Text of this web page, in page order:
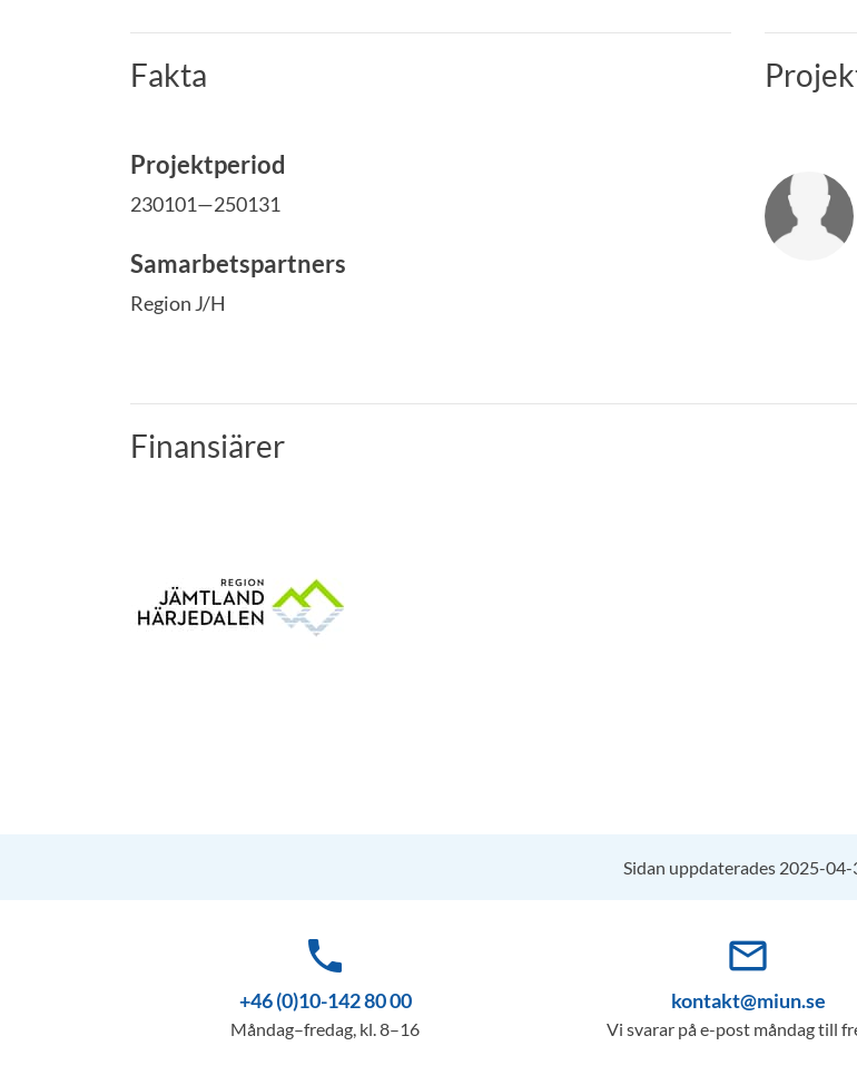
Fakta
Projektperiod
230101—250131
Samarbetspartners
Region J/H
Finansiärer
Sidan uppdaterades 2025-04-
phone
+46 (0)10-142 80 00
Måndag–fredag, kl. 8–16
mail_outline
kontakt@miun.se
Vi svarar på e-post måndag till